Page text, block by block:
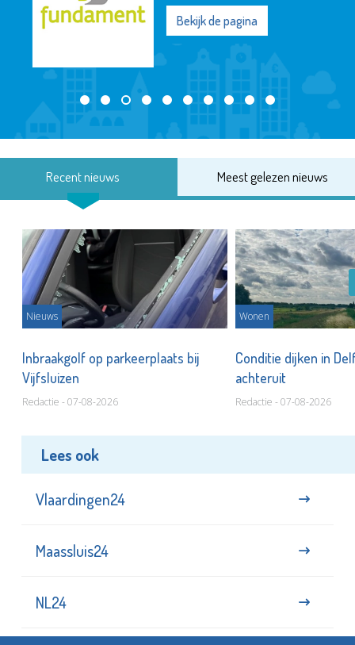
Bekijk de pagina
Recent nieuws Meest gelezen nieuws
Nieuws
Inbraakgolf op parkeerplaats bij
Vijfsluizen
Redactie - 07-08-2026
Wonen
Conditie dijken in
achteruit
Redactie - 07-08-2026
Lees ook
Vlaardingen24
Maassluis24
NL24